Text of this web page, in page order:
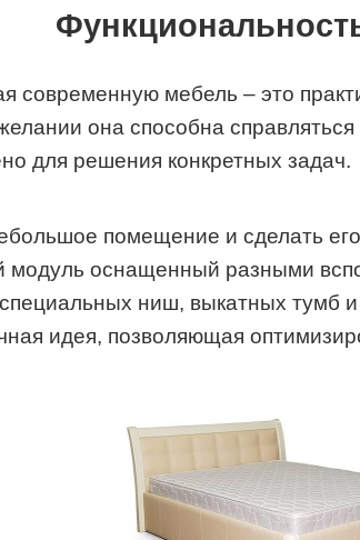
мебель – это
она способна
для решения конкретных задач.
помещение и сделать
модуль оснащенный разными
ниш, выкатных тумб
идея, позволяющая